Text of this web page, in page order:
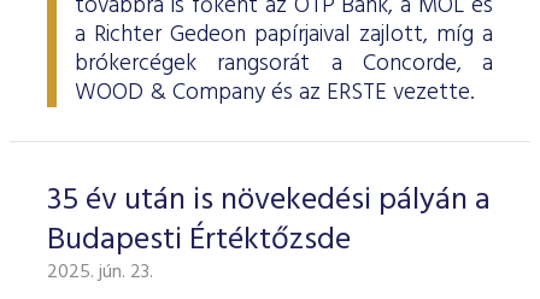
a Richter Gedeon papírjaival zajlott, míg a
brókercégek rangsorát a Concorde, a
WOOD & Company és az ERSTE vezette.
35 év után is növekedési pályán a
Budapesti Értéktőzsde
2025. jún. 23.